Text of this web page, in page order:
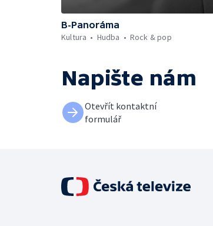
B-Panoráma
Kultura
Hudba Rock & pop
Napište nám
Otevřít kontaktní
formulář